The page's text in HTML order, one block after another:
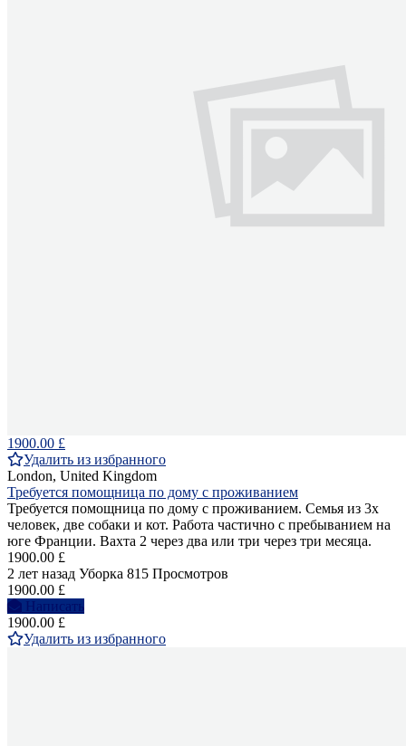
1900.00 £
Удалить из избранного
London, United Kingdom
Требуется помощница по дому с проживанием
Требуется помощница по дому с проживанием. Семья из 3х
человек, две собаки и кот. Работа частично с пребыванием на
юге Франции. Вахта 2 через два или три через три месяца.
1900.00 £
2 лет назад Уборка 815 Просмотров
1900.00 £
Написать
1900.00 £
Удалить из избранного